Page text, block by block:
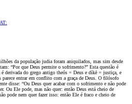
da população judia foram aniquilados, mas sim desde
“Por que Deus permite o sofrimento?” Esta questão é
é derivada do grego antigo theós = Deus e díkē = justiça, e
entrar em conflito com a graça de Deus. O filósofo
disse: “Ou Deus quer acabar com o sofrimento e não pode
Ou Ele pode, mas não quer: então Deus está cheio de
pode nem quer fazer isso: então Ele é fraco e cheio de